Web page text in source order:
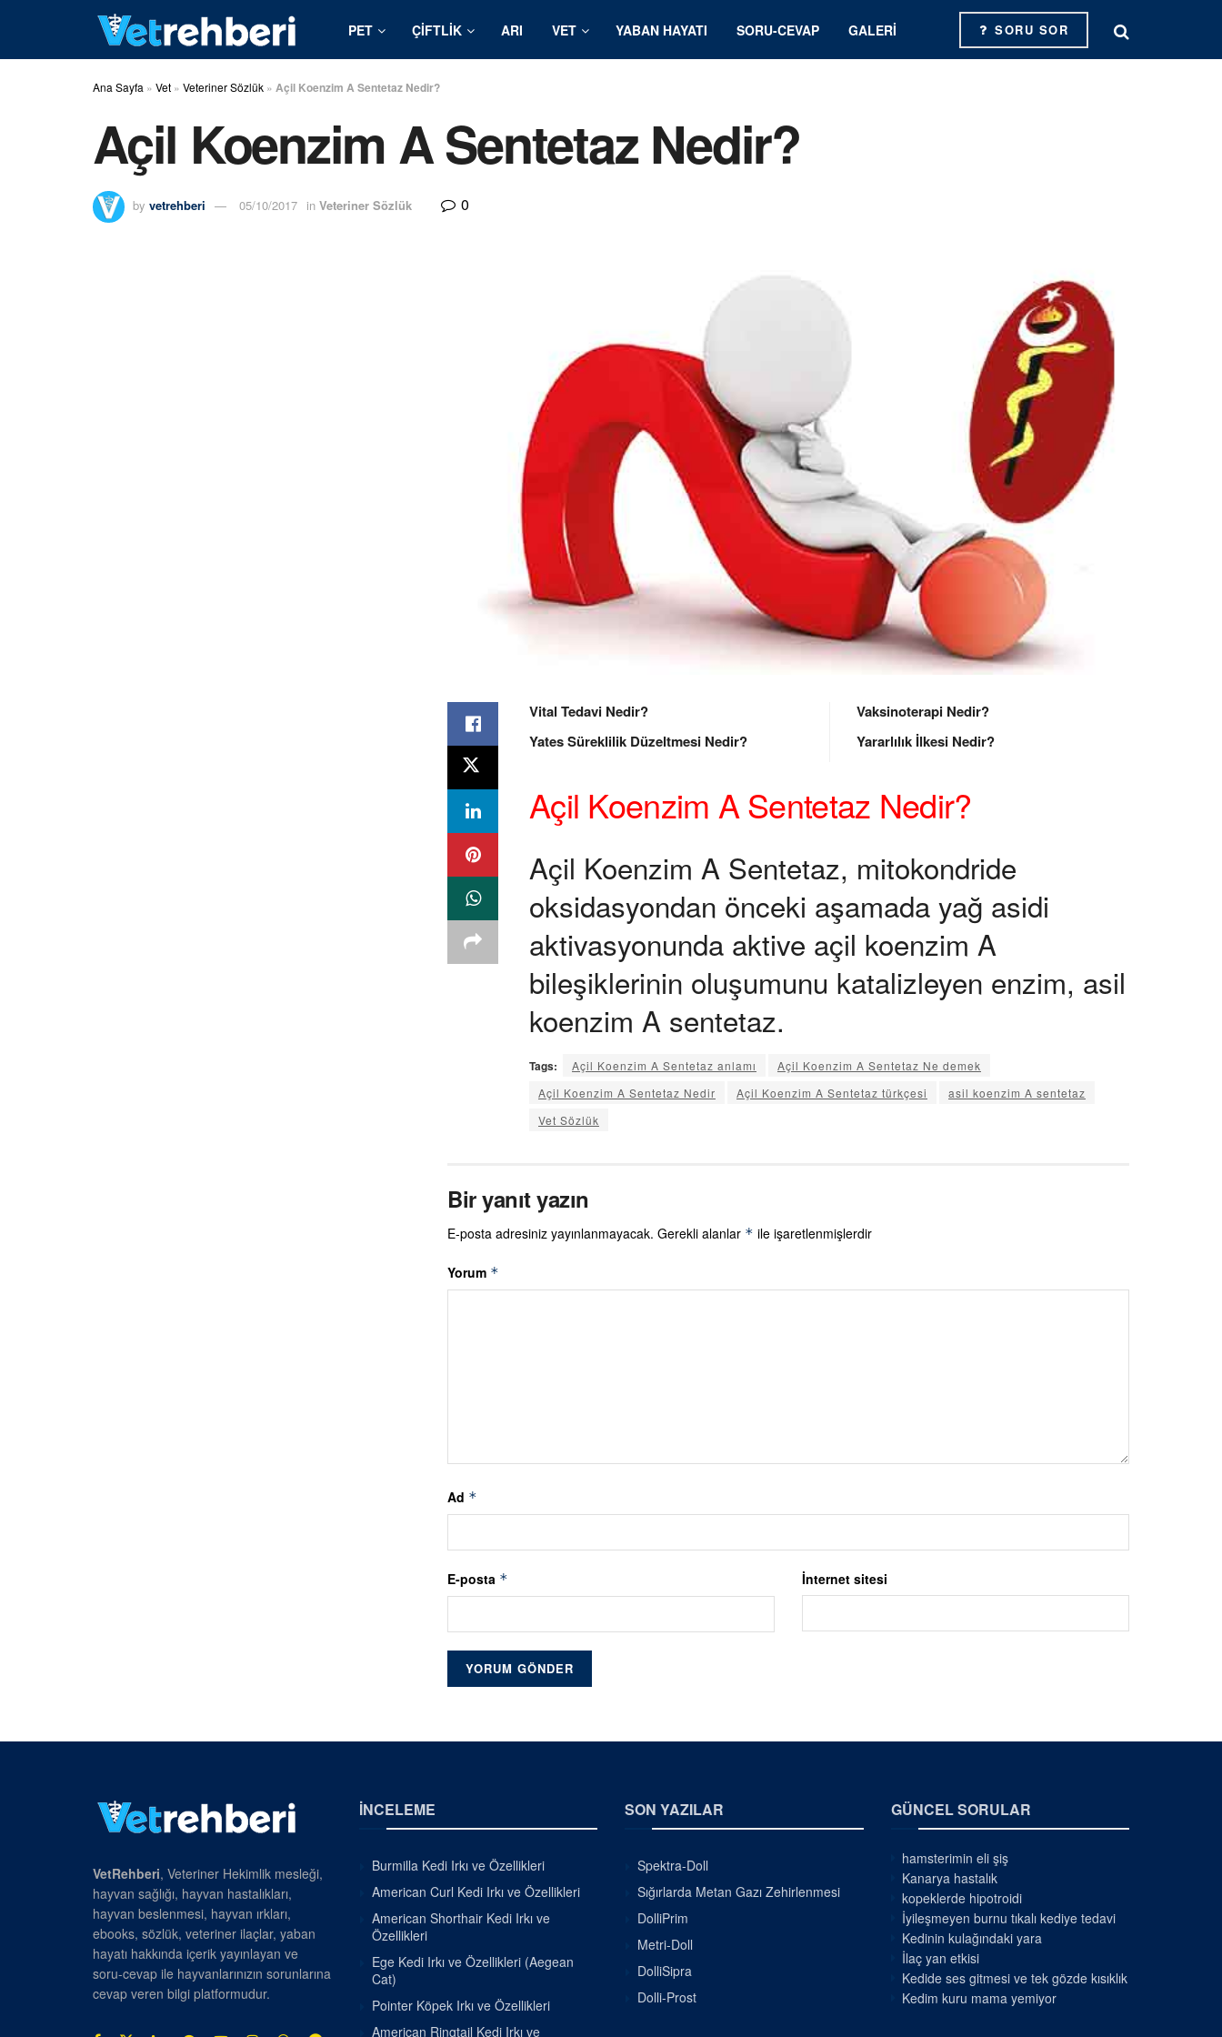
PET ÇIFTLIK ARI VET YABAN HAYATI SORU-CEVAP GALERI SORU SOR
Ana Sayfa » Vet » Veteriner Sözlük » Açil Koenzim A Sentetaz Nedir?
Açil Koenzim A Sentetaz Nedir?
by vetrehberi 05/10/2017 in Veteriner Sözlük 0
Vital Tedavi Nedir?
Yates Süreklilik Düzeltmesi Nedir?
Vaksinoterapi Nedir?
Yararlılık İlkesi Nedir?
Açil Koenzim A Sentetaz Nedir?
Açil Koenzim A Sentetaz, mitokondride
oksidasyondan önceki aşamada yağ asidi
aktivasyonunda aktive açil koenzim A
bileşiklerinin oluşumunu katalizleyen enzim, asil
koenzim A sentetaz.
Tags: Açil Koenzim A Sentetaz anlamı
Açil Koenzim A Sentetaz Ne demek
Açil Koenzim A Sentetaz Nedir
Açil Koenzim A Sentetaz türkçesi
asil koenzim A sentetaz
Vet Sözlük
Bir yanıt yazın
E-posta adresiniz yayınlanmayacak. Gerekli alanlar * ile işaretlenmişlerdir
Yorum *
Ad *
E-posta * İnternet sitesi
VetRehberi, Veteriner Hekimlik mesleği,
hayvan sağlığı, hayvan hastalıkları,
hayvan beslenmesi, hayvan ırkları,
ebooks, sözlük, veteriner ilaçlar, yaban
hayatı hakkında içerik yayınlayan ve
soru-cevap ile hayvanlarınızın sorunlarına
cevap veren bilgi platformudur.
İNCELEME
Burmilla Kedi Irkı ve Özellikleri
American Curl Kedi Irkı ve Özellikleri
American Shorthair Kedi Irkı ve
Özellikleri
Ege Kedi Irkı ve Özellikleri (Aegean
Cat)
Pointer Köpek Irkı ve Özellikleri
American Ringtail Kedi Irkı ve
SON YAZILAR
Spektra-Doll
Sığırlarda Metan Gazı Zehirlenmesi
DolliPrim
Metri-Doll
DolliSipra
Dolli-Prost
GÜNCEL SORULAR
hamsterimin eli şiş
Kanarya hastalık
kopeklerde hipotroidi
İyileşmeyen burnu tıkalı kediye tedavi
Kedinin kulağındaki yara
İlaç yan etkisi
Kedide ses gitmesi ve tek gözde kısıklık
Kedim kuru mama yemiyor